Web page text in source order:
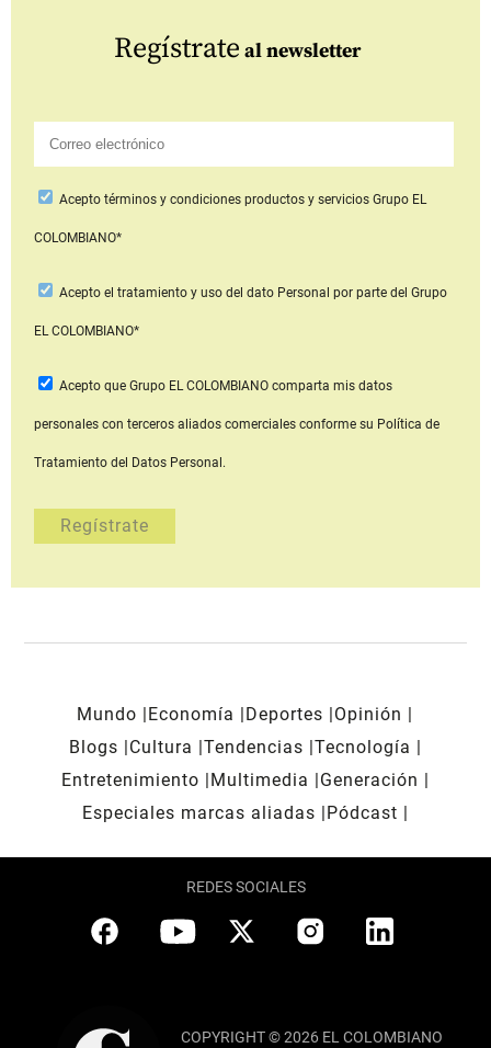
Regístrate al newsletter
Aceptotérminos y condiciones productos y serviciosGrupo EL
COLOMBIANO*
Acepto el tratamiento y uso del dato Personal por parte del Grupo
EL COLOMBIANO*
Acepto que Grupo EL COLOMBIANOcomparta mis datos
personales con terceros aliados comerciales conforme su Política de
Tratamiento del Datos Personal.
Mundo Economía Deportes
Opinión
Blogs
Cultura Tendencias Tecnología
Entretenimiento
Multimedia
Generación
Especiales marcas aliadas
Pódcast
REDES SOCIALES
COPYRIGHT © 2026 EL COLOMBIANO